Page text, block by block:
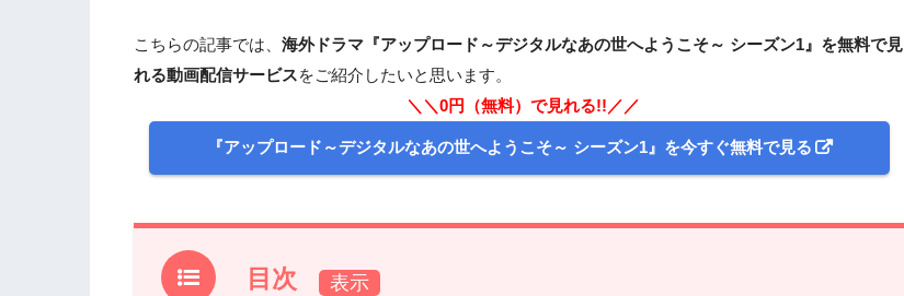
こちらの記事では、 海外ドラマ『アップロード～デジタルなあの世へようこそ～ シーズン1』を無料で見
れる動画配信サービスをご紹介したいと思います。
＼＼0円（無料）で見れる!!／／
『アップロード～デジタルなあの世へようこそ～ シーズン1』を今すぐ無料で見る
目次